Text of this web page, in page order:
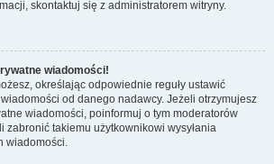
skontaktuj się z administratorem witryny.
wiadomości!
określając odpowiednie reguły ustawić
od danego nadawcy. Jeżeli otrzymujesz
wiadomości, poinformuj o tym moderatorów
zabronić takiemu użytkownikowi wysyłania
wiadomości.